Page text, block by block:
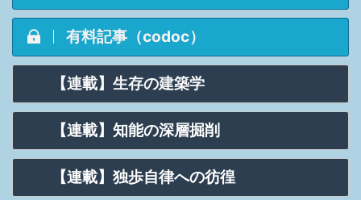
有料記事（codoc）
【連載】生存の建築学
【連載】知能の深層掘削
【連載】独歩自律への彷徨